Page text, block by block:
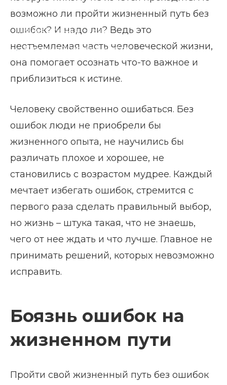
Главная страница
Блог
Жизненный путь без ошибок
возможно ли пройти жизненный путь без
ошибок? И надо ли? Ведь это
неотъемлемая часть человеческой жизни,
она помогает осознать что-то важное и
приблизиться к истине.
Человеку свойственно ошибаться. Без
ошибок люди не приобрели бы
жизненного опыта, не научились бы
различать плохое и хорошее, не
становились с возрастом мудрее. Каждый
мечтает избегать ошибок, стремится с
первого раза сделать правильный выбор,
но жизнь – штука такая, что не знаешь,
чего от нее ждать и что лучше. Главное не
принимать решений, которых невозможно
исправить.
Боязнь ошибок на
жизненном пути
Пройти свой жизненный путь без ошибок